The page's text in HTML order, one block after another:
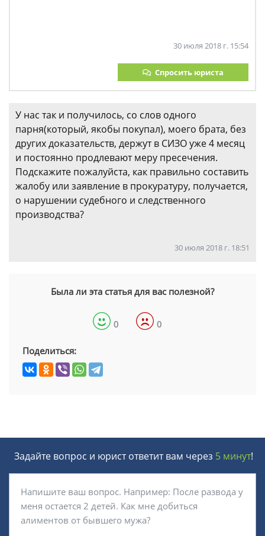
30 июля 2018 г. 15:54
Спросить юриста
У нас так и получилось, со слов одного
парня(который, якобы покупал), моего брата, без
других доказательств, держут в СИЗО уже 4 месяц
и постоянно продлевают меру пресечения.
Подскажите пожалуйста, как правильно составить
жалобу или заявление в прокуратуру, получается,
о нарушении судебного и следственного
производства?
30 июля 2018 г. 18:51
Была ли эта статья для вас полезной?
0 0
Поделиться:
Задайте вопрос и юрист ответит вам через 5 минут!